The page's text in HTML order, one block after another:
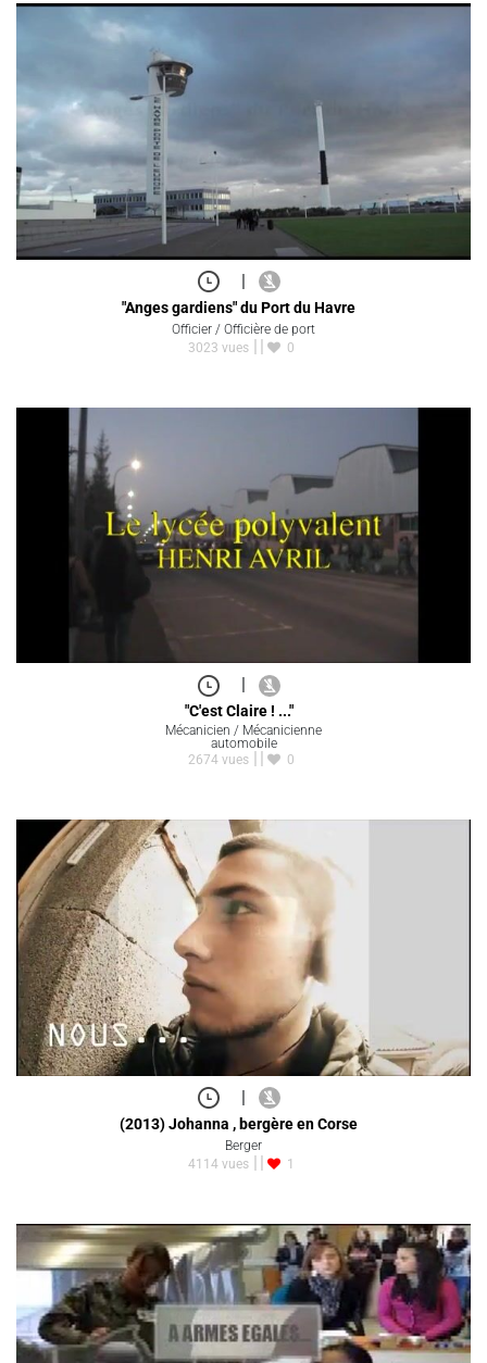
|
"Anges gardiens" du Port du Havre
Officier / Officière de port
3023 vues
0
"C'est Claire ! ..."
Mécanicien / Mécanicienne
automobile
2674 vues
0
|
(2013) Johanna , bergère en Corse
Berger
4114 vues
1